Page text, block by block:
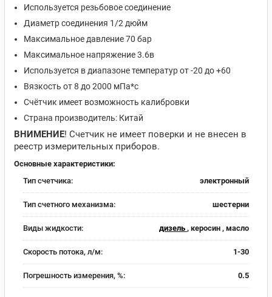
Используется резьбовое соединение
Диаметр соединения 1/2 дюйм
Максимальное давление 70 бар
Максимальное напряжение 3.6в
Используется в диапазоне температур от -20 до +60
Вязкость от 8 до 2000 мПа*с
Счётчик имеет возможность калибровки
Страна производитель: Китай
ВНИМЕНИЕ! Счетчик не имеет поверки и не внесен в
реестр измерительных приборов.
Основные характеристики:
Тип счетчика:
электронный
Тип счетного механизма: шестерни
Виды жидкости: дизель , керосин , масло
Скорость потока, л/м: 1-30
Погрешность измерения, %: 0.5